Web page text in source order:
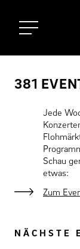
381
Jede
Schau
etwas:
Zum
NÄCHSTE